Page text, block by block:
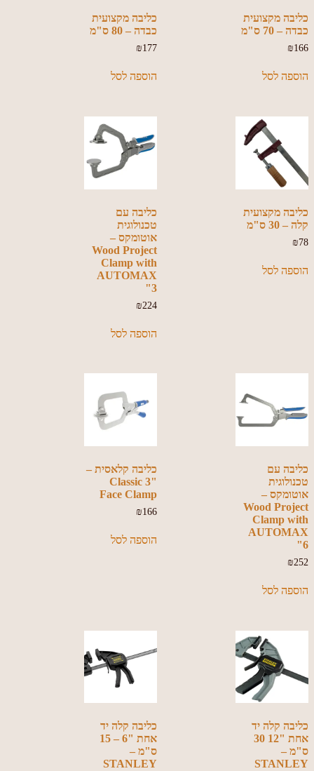
כליבה מקצועית
כבדה – 70 ס"מ
₪166
הוספה לסל
כליבה מקצועית
כבדה – 80 ס"מ
₪177
הוספה לסל
כליבה מקצועית
קלה – 30 ס"מ
₪78
הוספה לסל
כליבה עם
טכנולוגית
אוטומקס –
Wood Project
Clamp with
AUTOMAX
3"
₪224
הוספה לסל
כליבה עם
טכנולוגית
אוטומקס –
Wood Project
Clamp with
AUTOMAX
6"
₪252
הוספה לסל
כליבה קלאסית –
Classic 3"
Face Clamp
₪166
הוספה לסל
כליבה קלה יד
אחת "12 30
ס"מ –
STANLEY
כליבה קלה יד
אחת "6 – 15
ס"מ –
STANLEY